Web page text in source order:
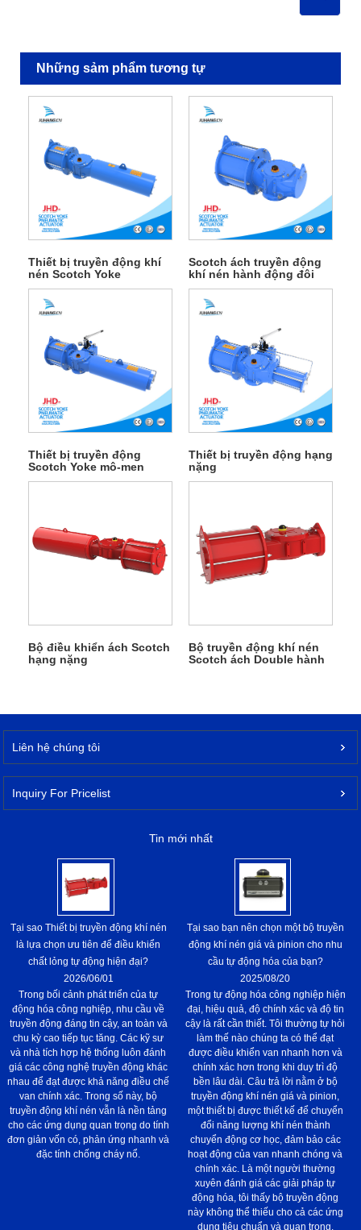
Những sảm phẩm tương tự
Thiết bị truyền động khí
nén Scotch Yoke
Scotch ách truyền động
khí nén hành động đôi
Thiết bị truyền động
Scotch Yoke mô-men
xoắn đầu ra lớn
Thiết bị truyền động hạng
nặng
Bộ điều khiển ách Scotch
hạng nặng
Bộ truyền động khí nén
Scotch ách Double hành
Liên hệ chúng tôi
Inquiry For Pricelist
Tin mới nhất
Tại sao Thiết bị truyền động khí nén
là lựa chọn ưu tiên để điều khiển
chất lỏng tự động hiện đại?
2026/06/01
Trong bối cảnh phát triển của tự
động hóa công nghiệp, nhu cầu về
truyền động đáng tin cậy, an toàn và
chu kỳ cao tiếp tục tăng. Các kỹ sư
và nhà tích hợp hệ thống luôn đánh
giá các công nghệ truyền động khác
nhau để đạt được khả năng điều chế
van chính xác. Trong số này, bộ
truyền động khí nén vẫn là nền tảng
cho các ứng dụng quan trọng do tính
đơn giản vốn có, phản ứng nhanh và
đặc tính chống cháy nổ.
Tại sao bạn nên chọn một bộ truyền
động khí nén giá và pinion cho nhu
cầu tự động hóa của bạn?
2025/08/20
Trong tự động hóa công nghiệp hiện
đại, hiệu quả, độ chính xác và độ tin
cậy là rất cần thiết. Tôi thường tự hỏi
làm thế nào chúng ta có thể đạt
được điều khiển van nhanh hơn và
chính xác hơn trong khi duy trì độ
bền lâu dài. Câu trả lời nằm ở bộ
truyền động khí nén giá và pinion,
một thiết bị được thiết kế để chuyển
đổi năng lượng khí nén thành
chuyển động cơ học, đảm bảo các
hoạt động của van nhanh chóng và
chính xác. Là một người thường
xuyên đánh giá các giải pháp tự
động hóa, tôi thấy bộ truyền động
này không thể thiếu cho cả các ứng
dụng tiêu chuẩn và quan trọng.